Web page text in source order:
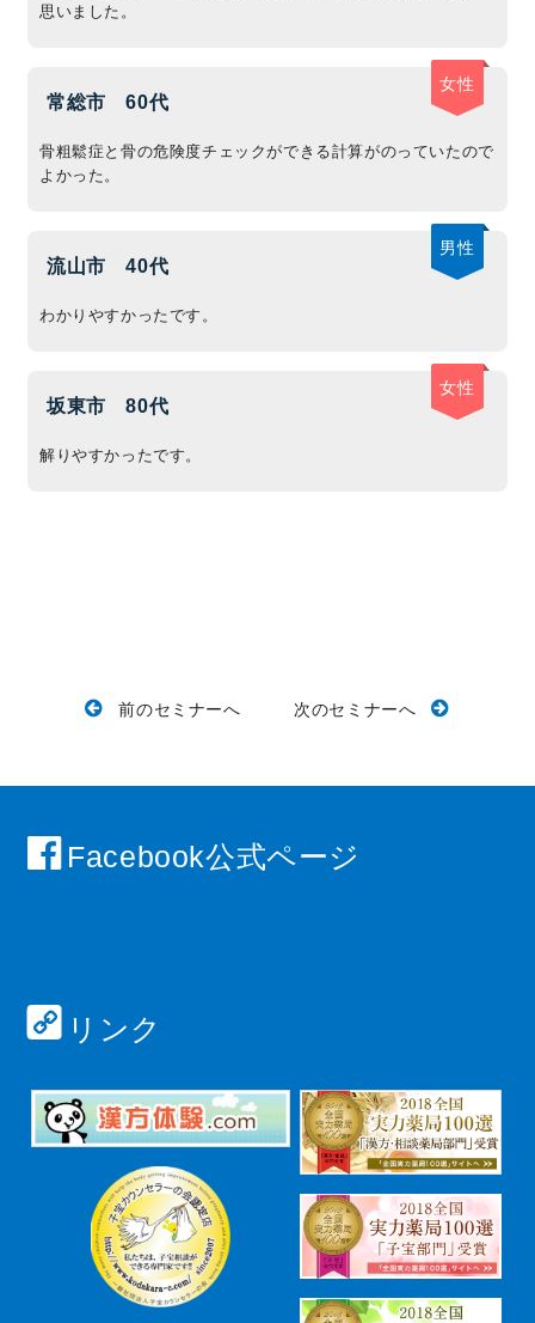
思いました。
女性
常総市 60代
骨粗鬆症と骨の危険度チェックができる計算がのっていたので
よかった。
男性
流山市 40代
わかりやすかったです。
女性
坂東市 80代
解りやすかったです。
前のセミナーへ 次のセミナーへ
Facebook公式ページ
リンク